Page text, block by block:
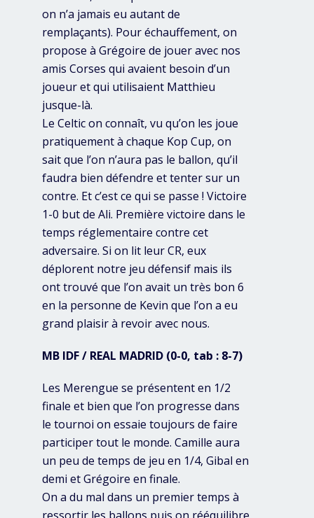
on n’a jamais eu autant de
remplaçants). Pour échauffement, on
propose à Grégoire de jouer avec nos
amis Corses qui avaient besoin d’un
joueur et qui utilisaient Matthieu
jusque-là.
Le Celtic on connaît, vu qu’on les joue
pratiquement à chaque Kop Cup, on
sait que l’on n’aura pas le ballon, qu’il
faudra bien défendre et tenter sur un
contre. Et c’est ce qui se passe ! Victoire
1-0 but de Ali. Première victoire dans le
temps réglementaire contre cet
adversaire. Si on lit leur CR, eux
déplorent notre jeu défensif mais ils
ont trouvé que l’on avait un très bon 6
en la personne de Kevin que l’on a eu
grand plaisir à revoir avec nous.
MB IDF / REAL MADRID (0-0, tab : 8-7)
Les Merengue se présentent en 1/2
finale et bien que l’on progresse dans
le tournoi on essaie toujours de faire
participer tout le monde. Camille aura
un peu de temps de jeu en 1/4, Gibal en
demi et Grégoire en finale.
On a du mal dans un premier temps à